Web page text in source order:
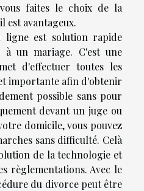
faites le choix de la
est avantageux.
est solution rapide
un mariage. C'est une
d'effectuer toutes les
importante afin d'obtenir
possible sans pour
devant un juge ou
domicile, vous pouvez
sans difficulté. Celà
de la technologie et
règlementations. Avec le
du divorce peut être